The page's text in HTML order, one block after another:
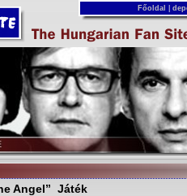
Főoldal
Angel” Játék